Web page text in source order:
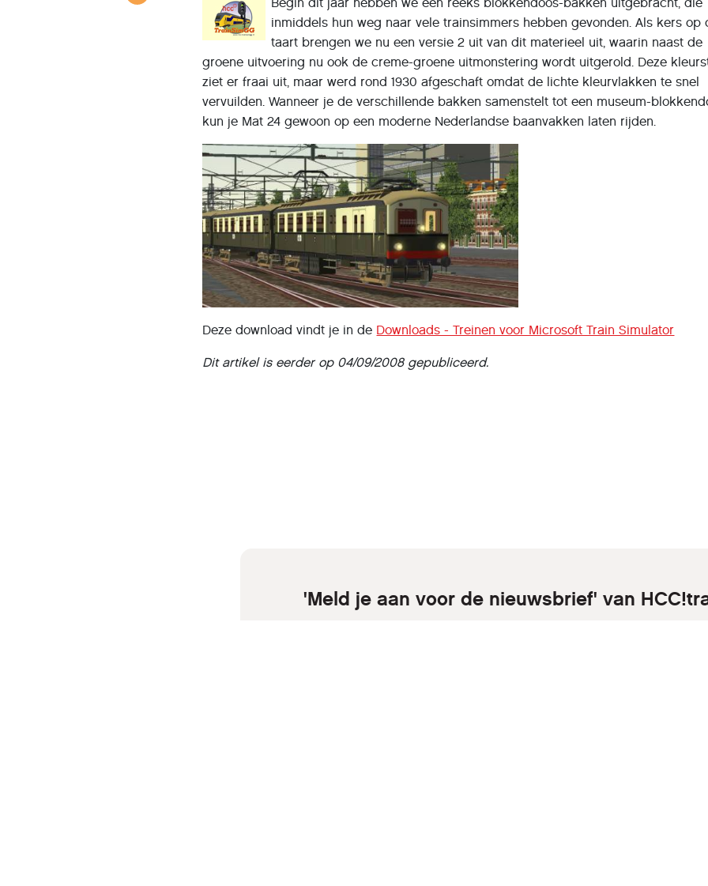
Begin dit jaar hebben we een reeks blokkendoos-bakken uitgebracht, die
inmiddels hun weg naar vele trainsimmers hebben gevonden. Als kers op
taart brengen we nu een versie 2 uit van dit materieel uit, waarin naast de
groene uitvoering nu ook de creme-groene uitmonstering wordt uitgerold. Deze
ziet er fraai uit, maar werd rond 1930 afgeschaft omdat de lichte kleurvlakken te snel
vervuilden. Wanneer je de verschillende bakken samenstelt tot een museum-
kun je Mat 24 gewoon op een moderne Nederlandse baanvakken laten rijden.
Deze download vindt je in de Downloads - Treinen voor Microsoft Train Simulator
Dit artikel is eerder op 04/09/2008 gepubliceerd.
'Meld je aan voor de nieuwsbrief' van